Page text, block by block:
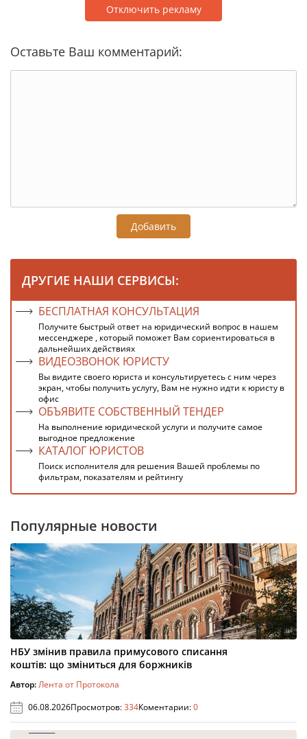
Отключить рекламу
Оставьте Ваш комментарий:
Добавить
ДРУГИЕ НАШИ СЕРВИСЫ:
БЕСПЛАТНАЯ КОНСУЛЬТАЦИЯ
Получите быстрый ответ на юридический вопрос в нашем
мессенджере , который поможет Вам сориентироваться в
дальнейших действиях
ВИДЕОЗВОНОК ЮРИСТУ
Вы видите своего юриста и консультируетесь с ним через
экран, чтобы получить услугу, Вам не нужно идти к юристу в
офис
ОБЪЯВИТЕ СОБСТВЕННЫЙ ТЕНДЕР
На выполнение юридической услуги и получите самое
выгодное предложение
КАТАЛОГ ЮРИСТОВ
Поиск исполнителя для решения Вашей проблемы по
фильтрам, показателям и рейтингу
Популярные новости
НБУ змінив правила примусового списання
коштів: що зміниться для боржників
Автор:Лента от Протокола
06.08.2026Просмотров:334Коментарии:0